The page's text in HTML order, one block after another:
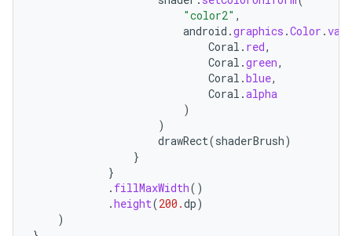
"color2" ,
android .graphics .Color .
Coral . red,
Coral .green,
Coral .blue,
Coral .alpha
)
)
drawRect(shaderBrush)
}
}
. fillMaxWidth()
.height(200.dp)
)